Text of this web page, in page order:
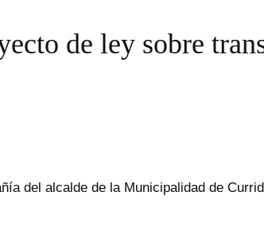
de ley sobre
del alcalde de la Municipalidad de